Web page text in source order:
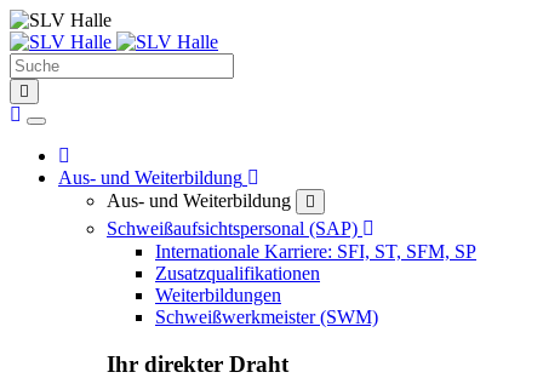
Suche
Home
Aus- und Weiterbildung
Aus- und Weiterbildung
Schweißaufsichtspersonal (SAP) Toggle Dropdown
Internationale Karriere: SFI, ST, SFM, SP
Zusatzqualifikationen
Weiterbildungen
Schweißwerkmeister (SWM)
Ihr direkter Draht